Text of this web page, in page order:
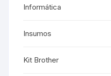
Informática
Insumos
Kit Brother